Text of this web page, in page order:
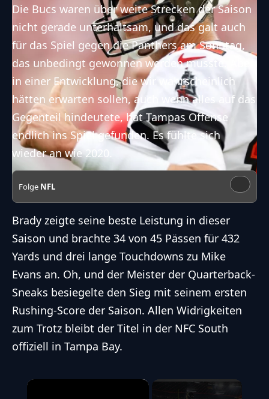
Die Bucs waren über weite Strecken der Saison
nicht gerade unterhaltsam, und das galt auch
für das Spiel gegen die Panthers am Sonntag,
das unbedingt gewonnen werden musste. Aber
in einer Entwicklung, die wir wahrscheinlich
hätten erwarten sollen, auch wenn alles auf das
Gegenteil hindeutete, hat Tampas Offense
endlich ins Spiel gefunden. Es fühlte sich
wieder an wie 2020.
Folge NFL
Brady zeigte seine beste Leistung in dieser
Saison und brachte 34 von 45 Pässen für 432
Yards und drei lange Touchdowns zu Mike
Evans an. Oh, und der Meister der Quarterback-
Sneaks besiegelte den Sieg mit seinem ersten
Rushing-Score der Saison. Allen Widrigkeiten
zum Trotz bleibt der Titel in der NFC South
offiziell in Tampa Bay.
×